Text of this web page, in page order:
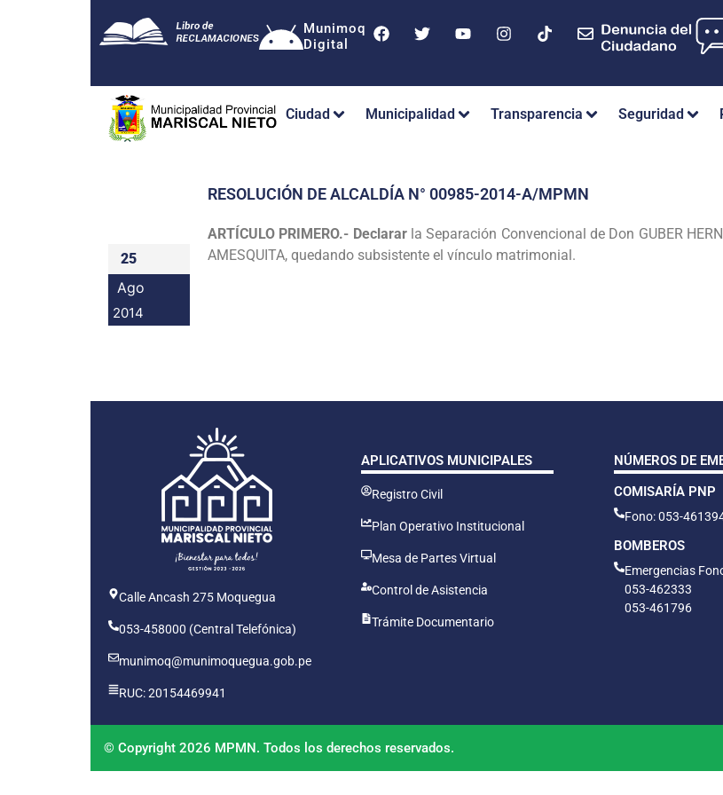
Munimoq
Digital
Ciudad Municipalidad Transparencia Seguridad
25
Ago
2014
RESOLUCIÓN DE ALCALDÍA N° 00985-2014-A/MPMN
ARTÍCULO PRIMERO.- Declararla Separación Convencional de Don GUBER
AMESQUITA, quedando subsistente el vínculo matrimonial.
Calle Ancash 275 Moquegua
053-458000 (Central Telefónica)
munimoq@munimoquegua.gob.pe
RUC: 20154469941
APLICATIVOS MUNICIPALES
Registro Civil
Plan Operativo Institucional
Mesa de Partes Virtual
Control de Asistencia
Trámite Documentario
NÚMEROS DE
COMISARÍA PNP
Fono: 053-
BOMBEROS
Emergencias
053-462333
053-461796
© Copyright 2026 MPMN. Todos los derechos reservados.